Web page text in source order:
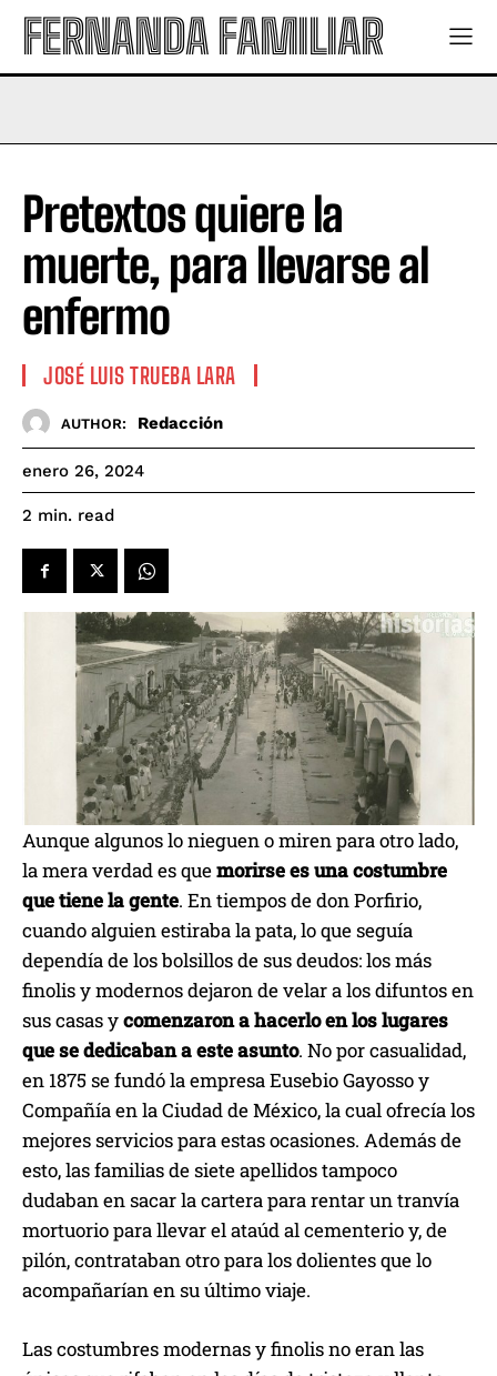
FERNANDA FAMILIAR
Pretextos quiere la
muerte, para llevarse al
enfermo
JOSÉ LUIS TRUEBA LARA
AUTHOR: Redacción
enero 26, 2024
2 min. read
Aunque algunos lo nieguen o miren para otro lado,
la mera verdad es quemorirse es una costumbre
que tiene la gente. En tiempos de don Porfirio,
cuando alguien estiraba la pata, lo que seguía
dependía de los bolsillos de sus deudos: los más
finolis y modernos dejaron de velar a los difuntos en
sus casas ycomenzaron a hacerlo en los lugares
que se dedicaban a este asunto. No por casualidad,
en 1875 se fundó la empresa Eusebio Gayosso y
Compañía en la Ciudad de México, la cual ofrecía los
mejores servicios para estas ocasiones. Además de
esto, las familias de siete apellidos tampoco
dudaban en sacar la cartera para rentar un tranvía
mortuorio para llevar el ataúd al cementerio y, de
pilón, contrataban otro para los dolientes que lo
acompañarían en su último viaje.
Las costumbres modernas y finolis no eran las